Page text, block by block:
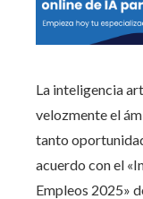
La inteligencia
velozmente el
tanto
acuerdo con el
Empleos 2025»